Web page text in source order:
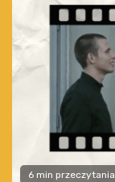
6 min przeczytania